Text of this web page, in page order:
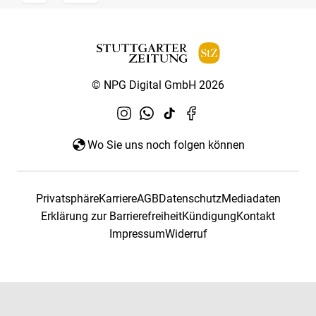
© NPG Digital GmbH 2026
Wo Sie uns noch folgen können
PrivatsphäreKarriereAGBDatenschutzMediadaten
Erklärung zur BarrierefreiheitKündigungKontakt
ImpressumWiderruf